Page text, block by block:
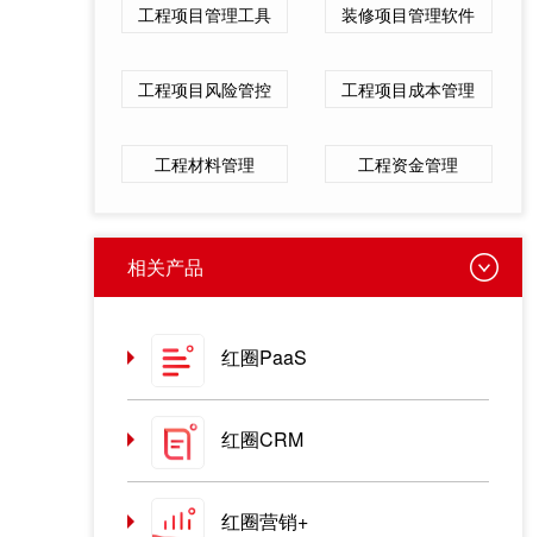
工程项目管理工具 装修项目管理软件
工程项目风险管控 工程项目成本管理
工程材料管理 工程资金管理
相关产品
红圈PaaS
红圈CRM
红圈营销+